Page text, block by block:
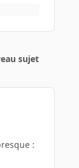
sujet
: